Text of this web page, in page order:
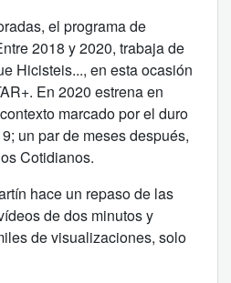
el programa de
2018 y 2020, trabaja de
Hicisteis..., en esta ocasión
En 2020 estrena en
marcado por el duro
un par de meses después,
Cotidianos.
hace un repaso de las
de dos minutos y
de visualizaciones, solo